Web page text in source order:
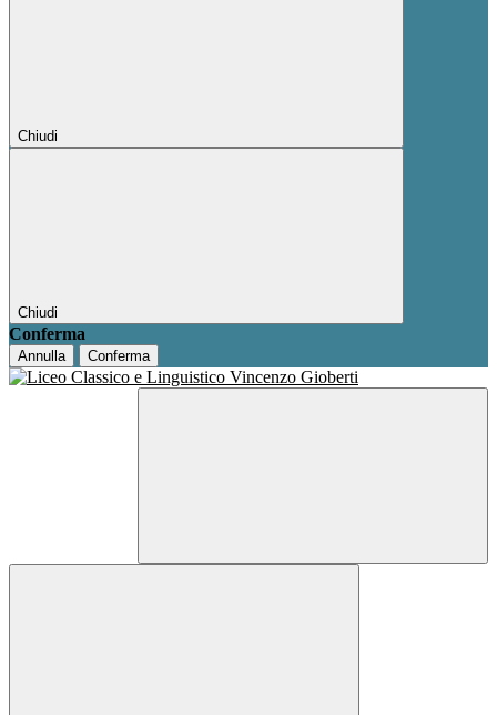
Chiudi
Chiudi
Conferma
Annulla Conferma